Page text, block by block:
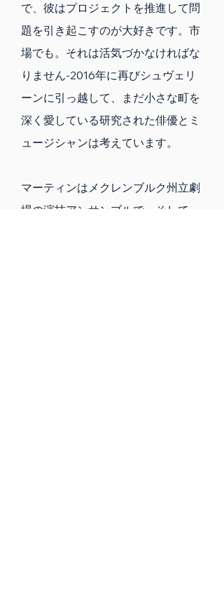
で、彼はプロジェクトを推進して問
題を引き起こすのが大好きです。市
場でも。それは活気づかなければな
りません-2016年に再びシュヴェリ
ーンに引っ越して、まだ小さな町を
深く愛している研究された俳優とミ
ュージシャンは考えています。
マーティンはメクレンブルク州立劇
場の演技アンサンブルで、そして